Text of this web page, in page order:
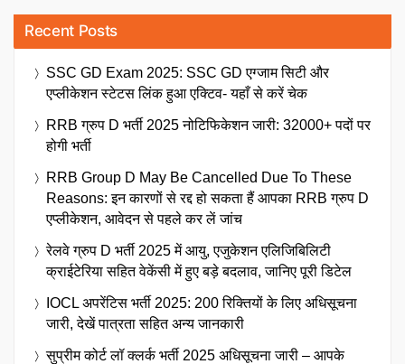
Recent Posts
SSC GD Exam 2025: SSC GD एग्जाम सिटी और
एप्लीकेशन स्टेटस लिंक हुआ एक्टिव- यहाँ से करें चेक
RRB ग्रुप D भर्ती 2025 नोटिफिकेशन जारी: 32000+ पदों पर
होगी भर्ती
RRB Group D May Be Cancelled Due To These
Reasons: इन कारणों से रद्द हो सकता हैं आपका RRB ग्रुप D
एप्लीकेशन, आवेदन से पहले कर लें जांच
रेलवे ग्रुप D भर्ती 2025 में आयु, एजुकेशन एलिजिबिलिटी
क्राईटेरिया सहित वेकेंसी में हुए बड़े बदलाव, जानिए पूरी डिटेल
IOCL अपरेंटिस भर्ती 2025: 200 रिक्तियों के लिए अधिसूचना
जारी, देखें पात्रता सहित अन्य जानकारी
सुप्रीम कोर्ट लॉ क्लर्क भर्ती 2025 अधिसूचना जारी – आपके